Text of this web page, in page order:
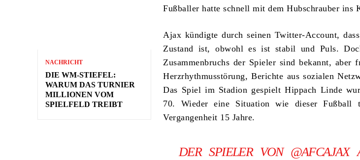
NACHRICHT
DIE WM-STIEFEL:
WARUM DAS TURNIER
MILLIONEN VOM
SPIELFELD TREIBT
Fußballer hatte schnell mit dem Hubschrauber ins
Ajax kündigte durch seinen Twitter-Account,
Zustand ist, obwohl es ist stabil und Puls.
Zusammenbruchs der Spieler sind bekannt, aber
Herzrhythmusstörung, Berichte aus sozialen
Das Spiel im Stadion gespielt Hippach Linde
70. Wieder eine Situation wie dieser
Vergangenheit 15 Jahre.
DER SPIELER VON @AFCAJAX